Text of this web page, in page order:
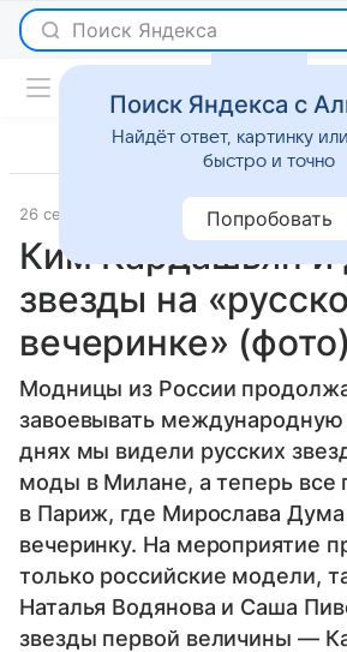
Поиск Яндекса
26 сентября 2014 Светская жизнь
Ким Кардашьян и
звезды на
вечеринке» (фото)
Модницы из России
завоевывать
днях мы видели русских
моды в Милане, а теперь все
в Париж, где Мирослава Дума
вечеринку. На мероприятие
только российские модели,
Наталья Водянова и Саша
звезды первой величины —
Поиск Яндекса с
Найдёт ответ, картинку
быстро и точно
Попробовать